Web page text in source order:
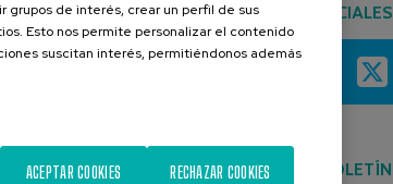
REDES SOCIALES
ÚLTIMO BOLETÍN
grupos de interés, crear un perfil de sus
Esto nos permite personalizar el contenido
suscitan interés, permitiéndonos además
RECHAZAR COOKIES
ACEPTAR COOKIES